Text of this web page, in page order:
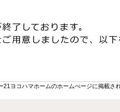
ヨコハマホームのホームぺージに掲載さ